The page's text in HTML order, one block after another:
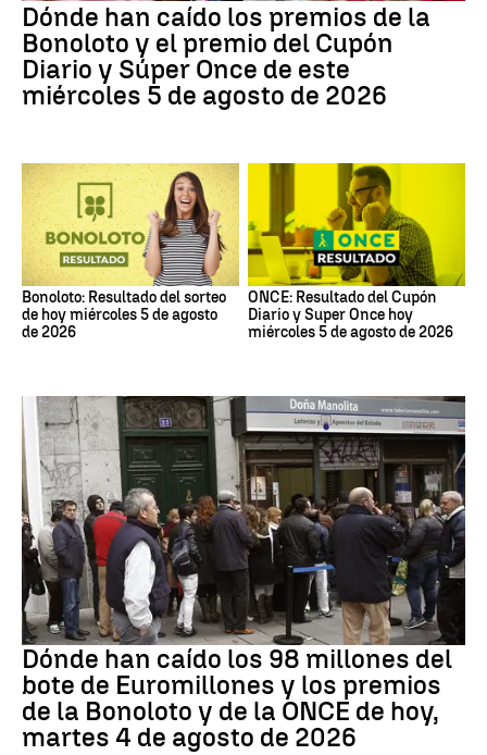
Dónde han caído los premios de la
Bonoloto y el premio del Cupón
Diario y Súper Once de este
miércoles 5 de agosto de 2026
Bonoloto: Resultado del sorteo
de hoy miércoles 5 de agosto
de 2026
ONCE: Resultado del Cupón
Diario y Super Once hoy
miércoles 5 de agosto de 2026
Loterías
Dónde han caído los 98 millones del
bote de Euromillones y los premios
de la Bonoloto y de la ONCE de hoy,
martes 4 de agosto de 2026